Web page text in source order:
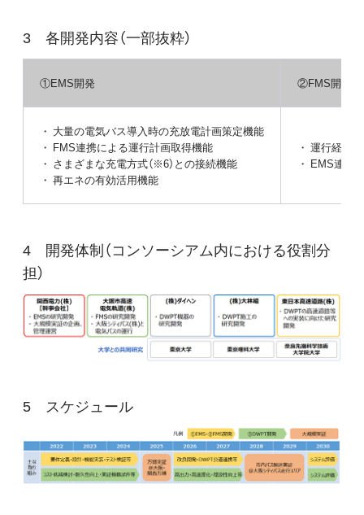
各開発内容（一部抜粋）
①EMS開発 ②FMS開発
・ 大量の電気バス導入時の充放電計画策定機能
・ FMS連携による運行計画取得機能
・ さまざまな充電方式（※6）との接続機能
・ 再エネの有効活用機能
・ 運行経路
・ EMS連携
開発体制（コンソーシアム内における役割分
担）
スケジュール